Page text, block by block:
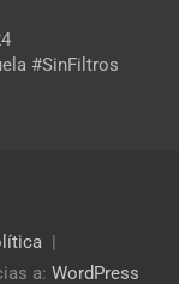
#SinFiltros
a: WordPress